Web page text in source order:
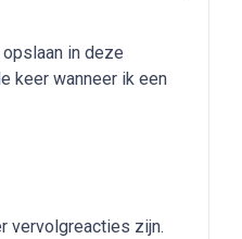
in deze
keer wanneer ik een
vervolgreacties zijn.